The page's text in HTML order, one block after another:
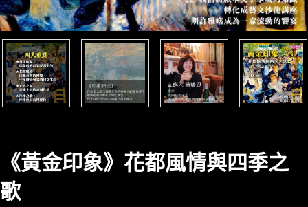
《黃金印象》花都風情與四季之
歌